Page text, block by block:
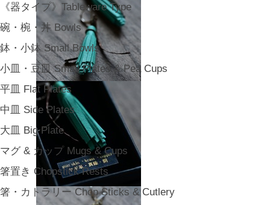
《器タイプ》Tableware Type
碗・椀・丼 Bowls
鉢・小鉢 Small Bowls
小皿・豆皿 Small Plates & Pea Cups
平皿 Flat Plates
中皿 Side Plates
大皿 Big Plate
マグ & カップ Mugs & Cups
箸置き Chopstick Rests
箸・カトラリー Chop Sticks & Cutlery